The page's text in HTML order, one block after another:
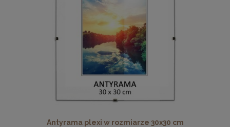
Antyrama plexi w rozmiarze 70x100 cm
46,99 zł
DO KOSZYKA
DO KOSZYKA
Antyrama plexi w rozmiarze 30x30 cm